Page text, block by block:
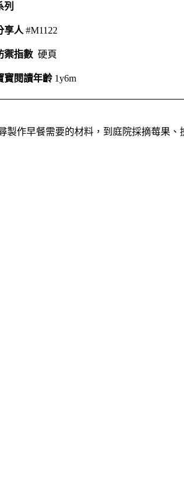
列
享人 #M1122
禦指數 硬頁
寶閱讀年齡1y6m
作早餐需要的材料，到庭院採摘莓果